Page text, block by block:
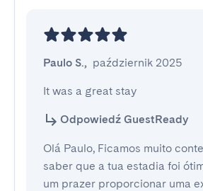
Paulo S., październik 2025
It was a great stay
Odpowiedź GuestReady
Olá Paulo, Ficamos muito
saber que a tua estadia foi
um prazer proporcionar uma